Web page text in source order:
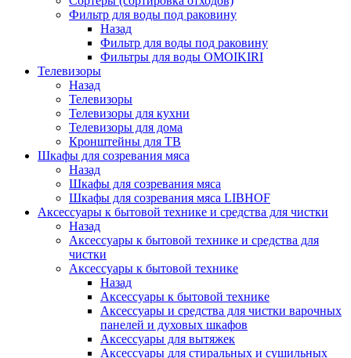
Фильтр для воды под раковину
Назад
Фильтр для воды под раковину
Фильтры для воды OMOIKIRI
Телевизоры
Назад
Телевизоры
Телевизоры для кухни
Телевизоры для дома
Кронштейны для ТВ
Шкафы для созревания мяса
Назад
Шкафы для созревания мяса
Шкафы для созревания мяса LIBHOF
Аксессуары к бытовой технике и средства для чистки
Назад
Аксессуары к бытовой технике и средства для
чистки
Аксессуары к бытовой технике
Назад
Аксессуары к бытовой технике
Аксессуары и средства для чистки варочных
панелей и духовых шкафов
Аксессуары для вытяжек
Аксессуары для стиральных и сушильных